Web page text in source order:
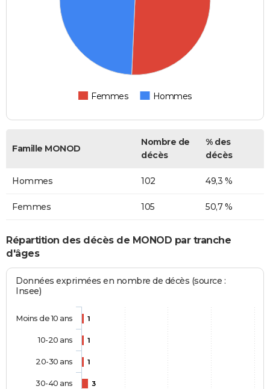
Femmes Hommes
Famille MONOD
Nombre de
décès
% des
décès
Hommes 102 49,3 %
Femmes 105 50,7 %
Répartition des décès de MONOD par tranche
d'âges
Données exprimées en nombre de décès (source :
Insee)
1
1
1
3
Moins de 10 ans
10-20 ans
20-30 ans
30-40 ans